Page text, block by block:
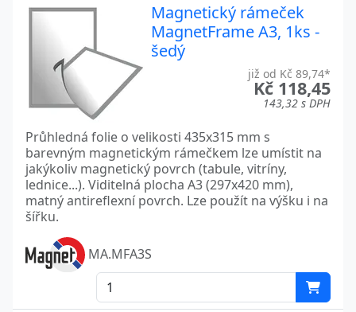
Magnetický rámeček
MagnetFrame A3, 1ks -
šedý
již od Kč 89,74*
Kč 118,45
143,32 s DPH
Průhledná folie o velikosti 435x315 mm s
barevným magnetickým rámečkem lze umístit na
jakýkoliv magnetický povrch (tabule, vitríny,
lednice...). Viditelná plocha A3 (297x420 mm),
matný antireflexní povrch. Lze použít na výšku i na
šířku.
MA.MFA3S